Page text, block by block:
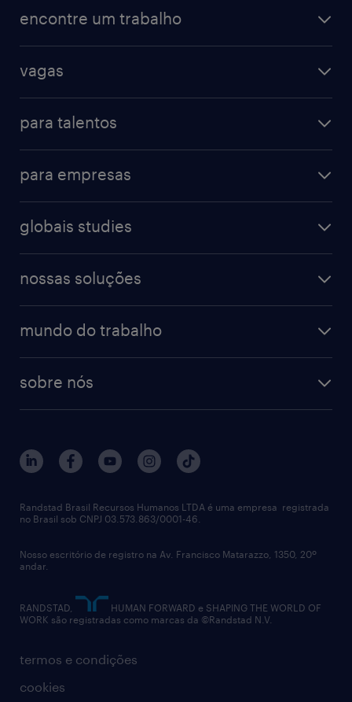
encontre um trabalho
vagas
para talentos
para empresas
globais studies
nossas soluções
mundo do trabalho
sobre nós
termos e condições
cookies
Randstad Brasil Recursos Humanos LTDA é uma empresa registrada
no Brasil sob CNPJ 03.573.863/0001-46.
Nosso escritório de registro na Av. Francisco Matarazzo, 1350, 20º
andar.
RANDSTAD,
HUMAN FORWARD e SHAPING THE WORLD OF
WORK são registradas como marcas da ©Randstad N.V.